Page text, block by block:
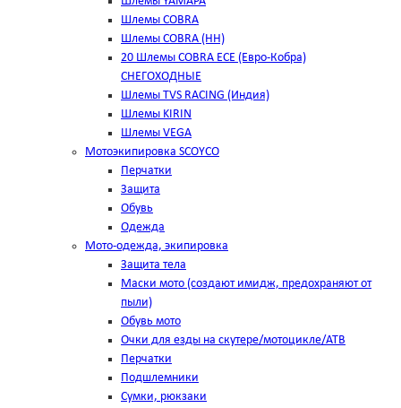
Шлемы COBRA
Шлемы COBRA (HH)
20 Шлемы COBRA ECE (Евро-Кобра)
СНЕГОХОДНЫЕ
Шлемы TVS RACING (Индия)
Шлемы KIRIN
Шлемы VEGA
Мотоэкипировка SCOYCO
Перчатки
Защита
Обувь
Одежда
Мото-одежда, экипировка
Защита тела
Маски мото (создают имидж, предохраняют от
пыли)
Обувь мото
Очки для езды на скутере/мотоцикле/АТВ
Перчатки
Подшлемники
Сумки, рюкзаки